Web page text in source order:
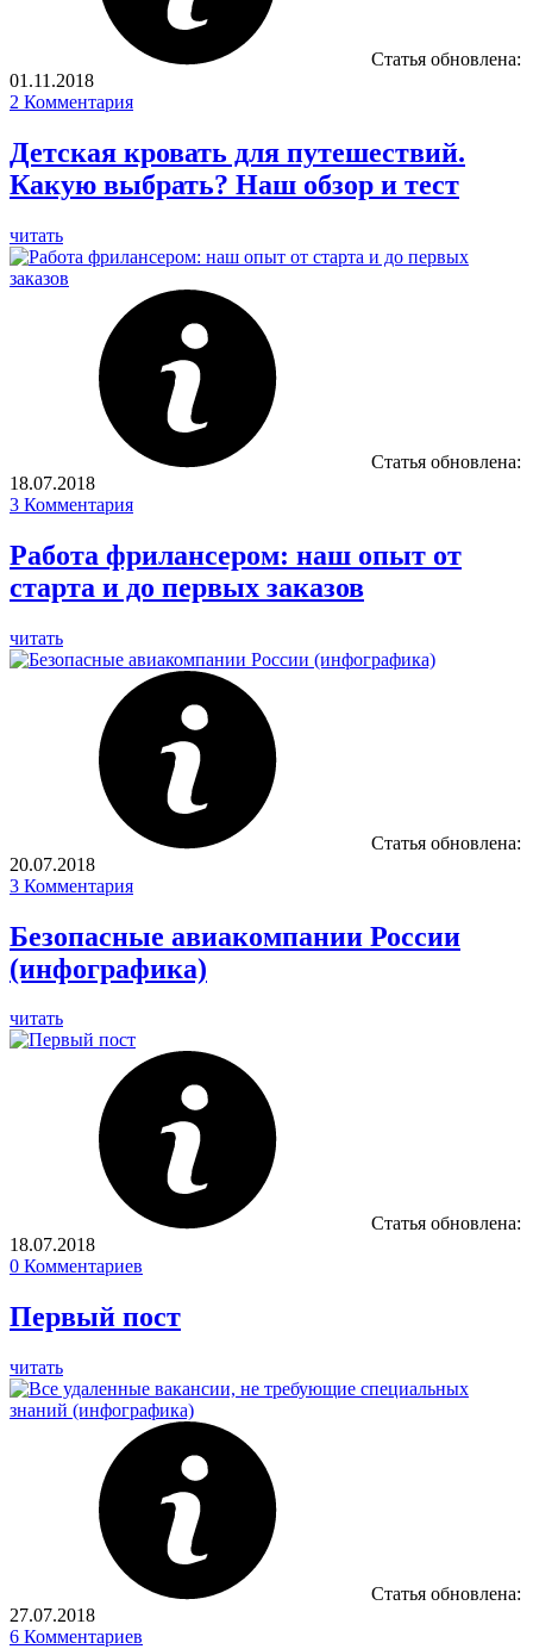
Статья обновлена:
01.11.2018
2 Комментария
Детская кровать для путешествий.
Какую выбрать? Наш обзор и тест
читать
Статья обновлена:
18.07.2018
3 Комментария
Работа фрилансером: наш опыт от
старта и до первых заказов
читать
Статья обновлена:
20.07.2018
3 Комментария
Безопасные авиакомпании России
(инфографика)
читать
Статья обновлена:
18.07.2018
0 Комментариев
Первый пост
читать
Статья обновлена:
27.07.2018
6 Комментариев